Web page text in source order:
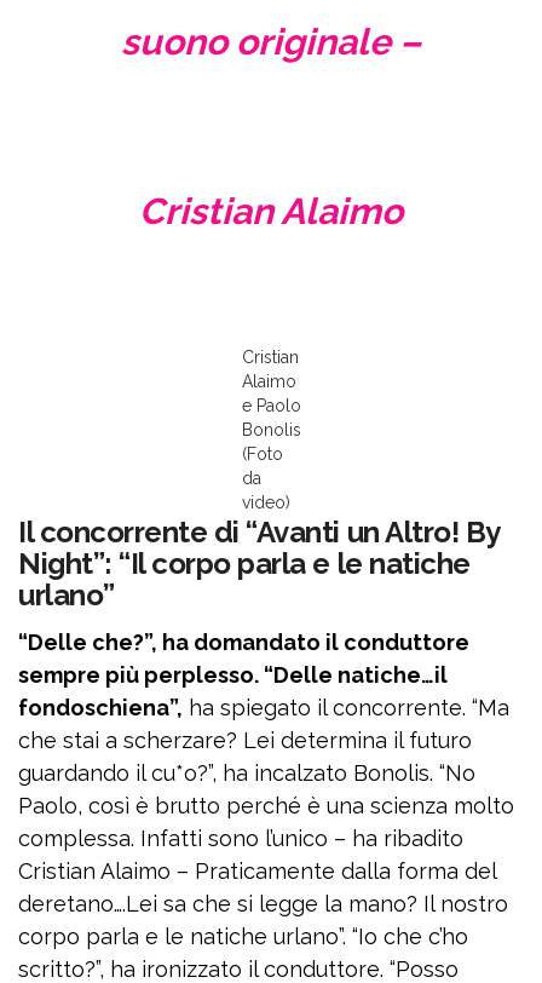
suono originale –
Cristian Alaimo
Cristian
Alaimo
e Paolo
Bonolis
(Foto
da
video)
Il concorrente di “Avanti un Altro! By
Night”: “Il corpo parla e le natiche
urlano”
“Delle che?”, ha domandato il conduttore
sempre più perplesso. “Delle natiche…il
fondoschiena”, ha spiegato il concorrente. “Ma
che stai a scherzare? Lei determina il futuro
guardando il cu*o?”, ha incalzato Bonolis. “No
Paolo, così è brutto perché è una scienza molto
complessa. Infatti sono l’unico – ha ribadito
Cristian Alaimo – Praticamente dalla forma del
deretano….Lei sa che si legge la mano? Il nostro
corpo parla e le natiche urlano”. “Io che c’ho
scritto?”, ha ironizzato il conduttore. “Posso